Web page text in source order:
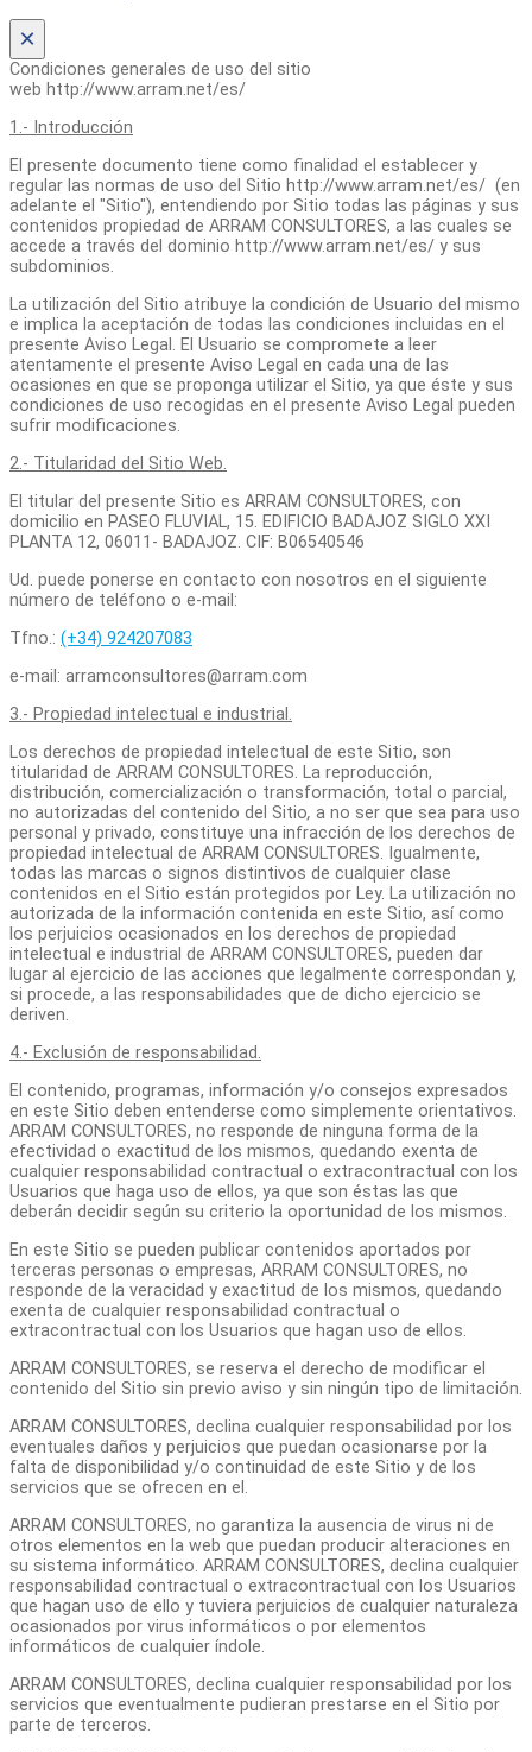
×
Condiciones generales de uso del sitio
web http://www.arram.net/es/
1.- Introducción
El presente documento tiene como finalidad el establecer y
regular las normas de uso del Sitio http://www.arram.net/es/ (en
adelante el "Sitio"), entendiendo por Sitio todas las páginas y sus
contenidos propiedad de ARRAM CONSULTORES, a las cuales se
accede a través del dominio http://www.arram.net/es/ y sus
subdominios.
La utilización del Sitio atribuye la condición de Usuario del mismo
e implica la aceptación de todas las condiciones incluidas en el
presente Aviso Legal. El Usuario se compromete a leer
atentamente el presente Aviso Legal en cada una de las
ocasiones en que se proponga utilizar el Sitio, ya que éste y sus
condiciones de uso recogidas en el presente Aviso Legal pueden
sufrir modificaciones.
2.- Titularidad del Sitio Web.
El titular del presente Sitio es ARRAM CONSULTORES, con
domicilio en PASEO FLUVIAL, 15. EDIFICIO BADAJOZ SIGLO XXI
PLANTA 12, 06011- BADAJOZ. CIF: B06540546
Ud. puede ponerse en contacto con nosotros en el siguiente
número de teléfono o e-mail:
Tfno.: (+34) 924207083
e-mail: arramconsultores@arram.com
3.- Propiedad intelectual e industrial.
Los derechos de propiedad intelectual de este Sitio, son
titularidad de ARRAM CONSULTORES. La reproducción,
distribución, comercialización o transformación, total o parcial,
no autorizadas del contenido del Sitio, a no ser que sea para uso
personal y privado, constituye una infracción de los derechos de
propiedad intelectual de ARRAM CONSULTORES. Igualmente,
todas las marcas o signos distintivos de cualquier clase
contenidos en el Sitio están protegidos por Ley. La utilización no
autorizada de la información contenida en este Sitio, así como
los perjuicios ocasionados en los derechos de propiedad
intelectual e industrial de ARRAM CONSULTORES, pueden dar
lugar al ejercicio de las acciones que legalmente correspondan y,
si procede, a las responsabilidades que de dicho ejercicio se
deriven.
4.- Exclusión de responsabilidad.
El contenido, programas, información y/o consejos expresados
en este Sitio deben entenderse como simplemente orientativos.
ARRAM CONSULTORES, no responde de ninguna forma de la
efectividad o exactitud de los mismos, quedando exenta de
cualquier responsabilidad contractual o extracontractual con los
Usuarios que haga uso de ellos, ya que son éstas las que
deberán decidir según su criterio la oportunidad de los mismos.
En este Sitio se pueden publicar contenidos aportados por
terceras personas o empresas, ARRAM CONSULTORES, no
responde de la veracidad y exactitud de los mismos, quedando
exenta de cualquier responsabilidad contractual o
extracontractual con los Usuarios que hagan uso de ellos.
ARRAM CONSULTORES, se reserva el derecho de modificar el
contenido del Sitio sin previo aviso y sin ningún tipo de limitación.
ARRAM CONSULTORES, declina cualquier responsabilidad por los
eventuales daños y perjuicios que puedan ocasionarse por la
falta de disponibilidad y/o continuidad de este Sitio y de los
servicios que se ofrecen en el.
ARRAM CONSULTORES, no garantiza la ausencia de virus ni de
otros elementos en la web que puedan producir alteraciones en
su sistema informático. ARRAM CONSULTORES, declina cualquier
responsabilidad contractual o extracontractual con los Usuarios
que hagan uso de ello y tuviera perjuicios de cualquier naturaleza
ocasionados por virus informáticos o por elementos
informáticos de cualquier índole.
ARRAM CONSULTORES, declina cualquier responsabilidad por los
servicios que eventualmente pudieran prestarse en el Sitio por
parte de terceros.